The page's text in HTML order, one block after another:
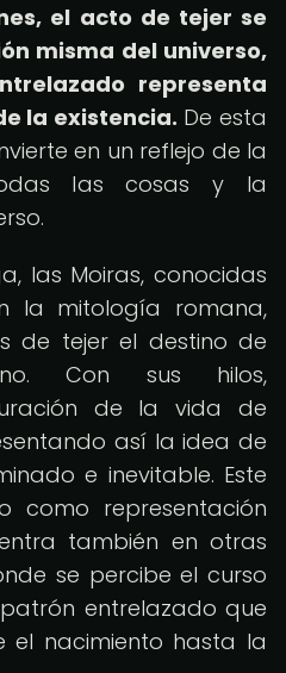
el acto de tejer se
misma del universo,
representa
la existencia. De esta
en un reflejo de la
las cosas y la
las Moiras, conocidas
la mitología romana,
de tejer el destino de
Con sus hilos,
de la vida de
así la idea de
e inevitable. Este
como representación
también en otras
se percibe el curso
entrelazado que
el nacimiento hasta la